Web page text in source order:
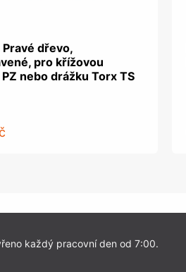
Pravé dřevo,
pro křížovou
nebo drážku Torx TS
každý pracovní den od 7:00.